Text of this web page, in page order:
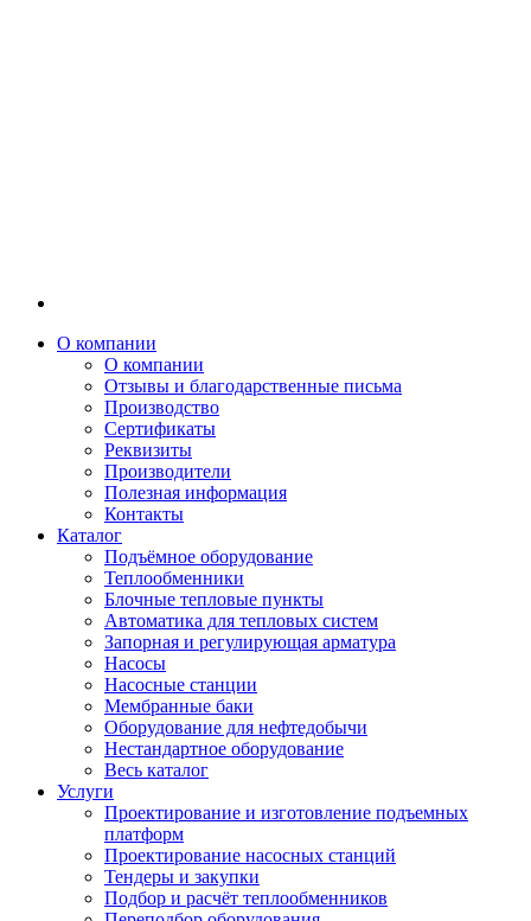
О компании
О компании
Отзывы и благодарственные письма
Производство
Сертификаты
Реквизиты
Производители
Полезная информация
Контакты
Каталог
Подъёмное оборудование
Теплообменники
Блочные тепловые пункты
Автоматика для тепловых систем
Запорная и регулирующая арматура
Насосы
Насосные станции
Мембранные баки
Оборудование для нефтедобычи
Нестандартное оборудование
Весь каталог
Услуги
Проектирование и изготовление подъемных
платформ
Проектирование насосных станций
Тендеры и закупки
Подбор и расчёт теплообменников